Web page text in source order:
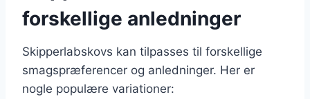
forskellige anledninger
Skipperlabskovs kan tilpasses til forskellige
smagspræferencer og anledninger. Her er
nogle populære variationer: